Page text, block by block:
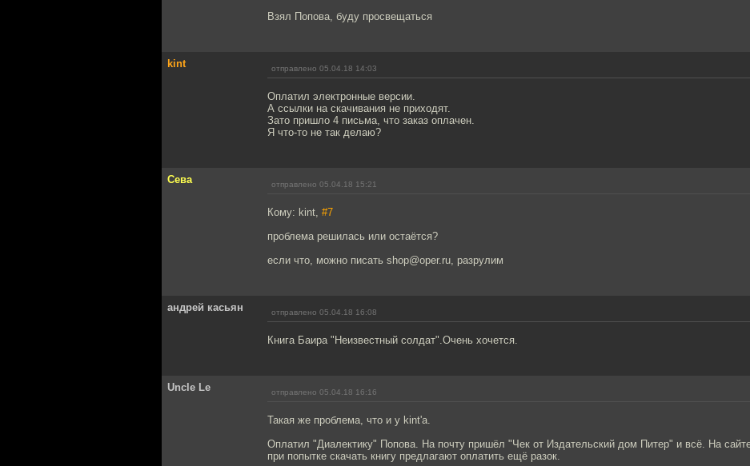
Взял Попова, буду просвещаться
kint отправлено 05.04.18 14:03
Оплатил электронные версии.
А ссылки на скачивания не приходят.
Зато пришло 4 письма, что заказ оплачен.
Я что-то не так делаю?
Сева отправлено 05.04.18 15:21
Кому: kint, #7
проблема решилась или остаётся?
если что, можно писать shop@oper.ru, разрулим
андрей касьян отправлено 05.04.18 16:08
Книга Баира "Неизвестный солдат".Очень хочется.
Uncle Le отправлено 05.04.18 16:16
Такая же проблема, что и у kint'а.
Оплатил "Диалектику" Попова. На почту пришёл "Чек от Издательский дом Питер" и всё. На
при попытке скачать книгу предлагают оплатить ещё разок.